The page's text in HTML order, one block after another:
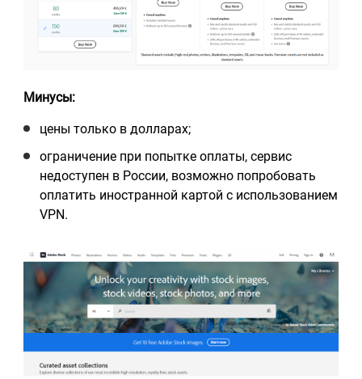
Минусы:
цены только в долларах;
ограничение при попытке оплаты, сервис
недоступен в России, возможно попробовать
оплатить иностранной картой с использованием
VPN.